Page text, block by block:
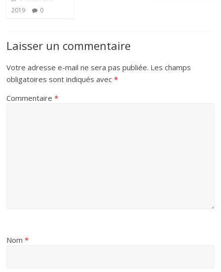
2019
0
Laisser un commentaire
Votre adresse e-mail ne sera pas publiée. Les champs
obligatoires sont indiqués avec*
Commentaire*
Nom*